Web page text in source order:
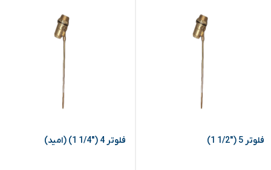
فلوتر 5 ("1/2 1) فلوتر 4 ("1/4 1) (امید)